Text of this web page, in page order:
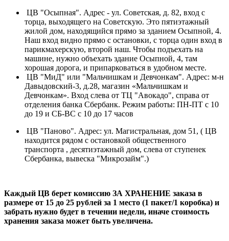
ЦВ "Осыпная". Адрес - ул. Советская, д. 82, вход с
торца, выходящего на Советскую. Это пятиэтажный
жилой дом, находящийся прямо за зданием Осыпной, 4.
Наш вход видно прямо с остановки, с торца один вход в
парикмахерскую, второй наш. Чтобы подъехать на
машине, нужно объехать здание Осыпной, 4, там
хорошая дорога, и припарковаться в удобном месте.
ЦВ "МиД" или "Мальчишкам и Девчонкам". Адрес: м-н
Давыдовский-3, д.28, магазин «Мальчишкам и
Девчонкам». Вход слева от ТЦ "Авокадо", справа от
отделения банка Сбербанк. Режим работы: ПН-ПТ с 10
до 19 и СБ-ВС с 10 до 17 часов
ЦВ "Паново". Адрес: ул. Магистральная, дом 51, ( ЦВ
находится рядом с остановкой общественного
транспорта , десятиэтажный дом, слева от ступенек
Сбербанка, вывеска "Микрозайм".)
Каждый ЦВ берет комиссию ЗА ХРАНЕНИЕ заказа в
размере от 15 до 25 рублей за 1 место (1 пакет/1 коробка) и
забрать нужно будет в течении недели, иначе стоимость
хранения заказа может быть увеличена.